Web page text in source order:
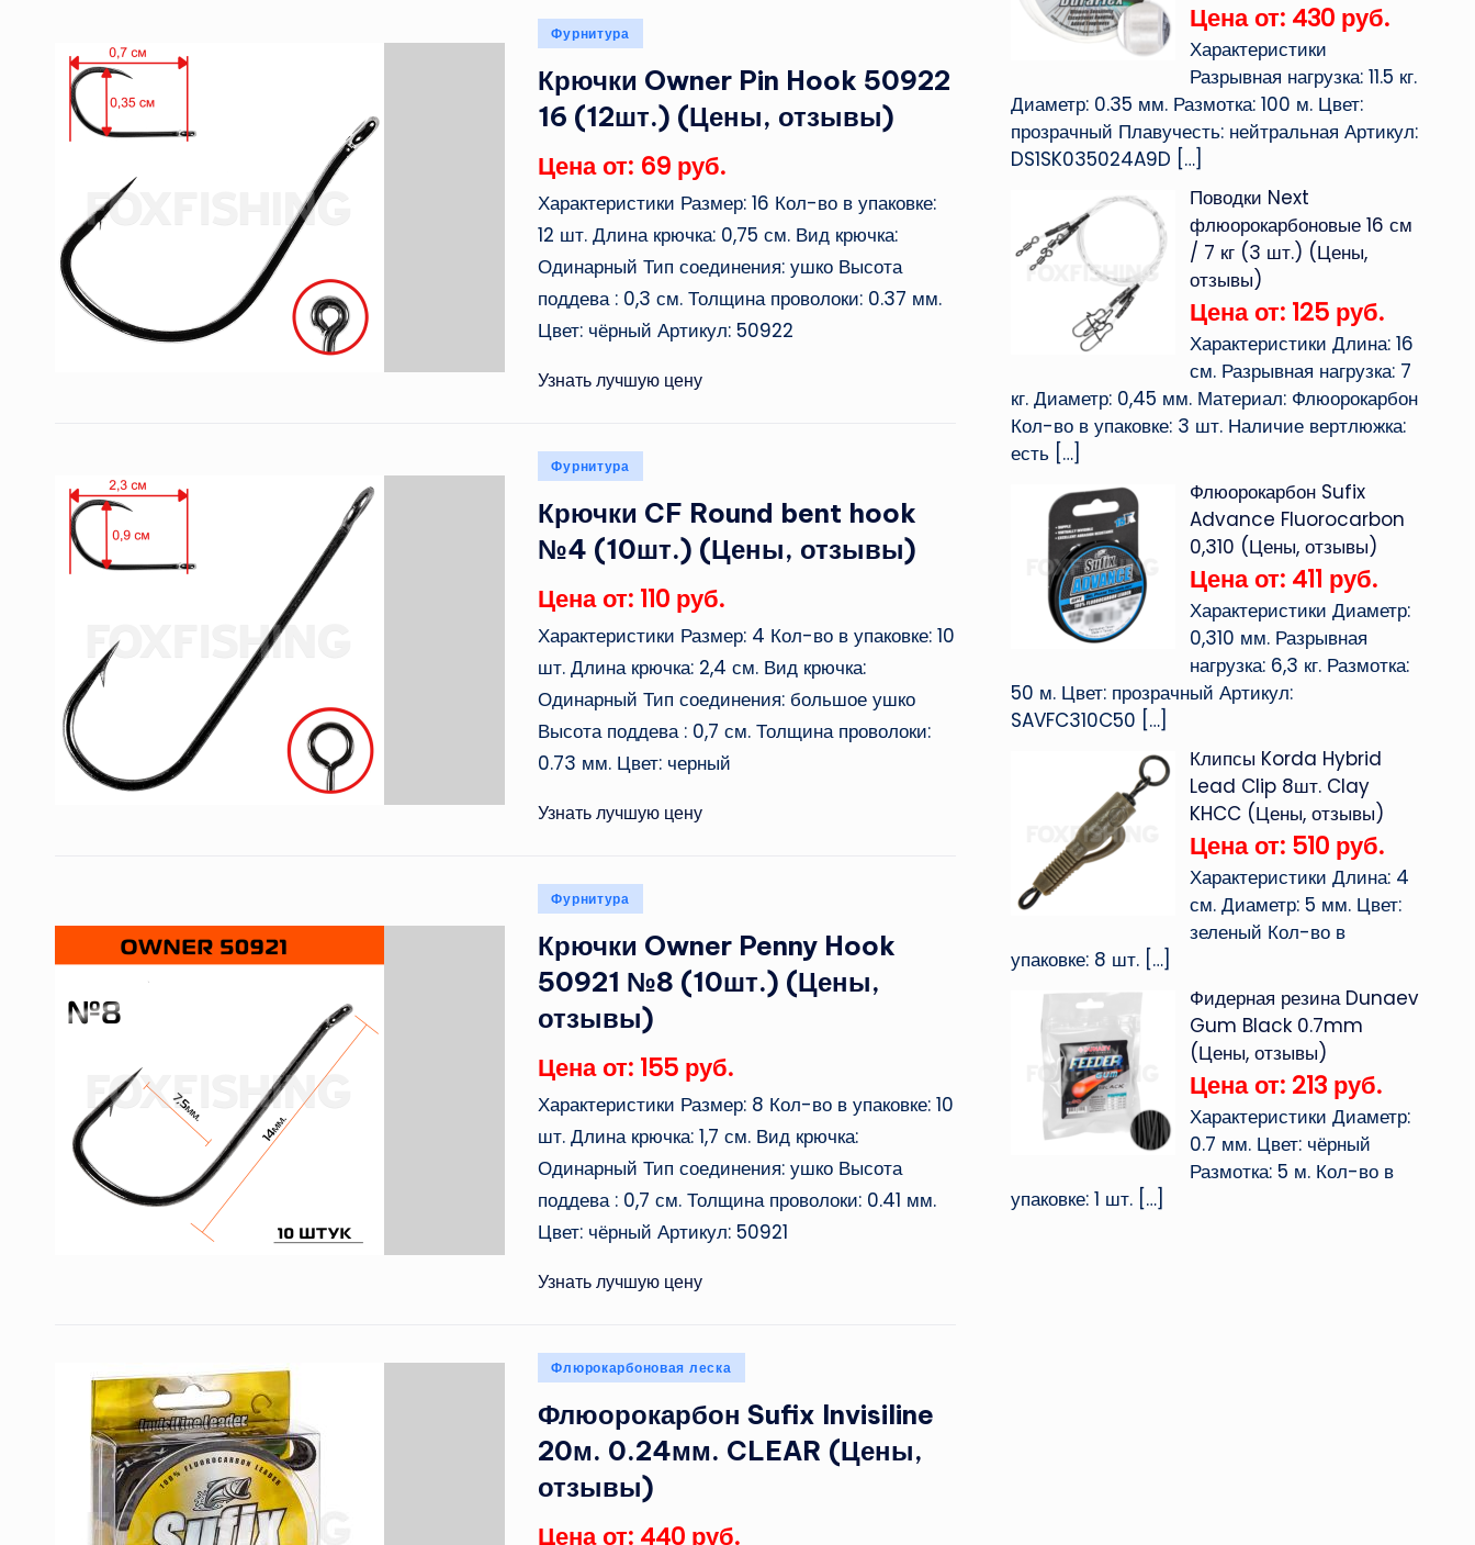
Опубликовано
Фурнитура
Крючки Owner Pin Hook 50922
16 (12шт.) (Цены, отзывы)
Цена от: 69 руб.
Характеристики Размер: 16 Кол-во в упаковке:
12 шт. Длина крючка: 0,75 см. Вид крючка:
Одинарный Тип соединения: ушко Высота
поддева : 0,3 см. Толщина проволоки: 0.37 мм.
Цвет: чёрный Артикул: 50922
Узнать лучшую цену
Опубликовано
Фурнитура
Крючки CF Round bent hook
№4 (10шт.) (Цены, отзывы)
Цена от: 110 руб.
Характеристики Размер: 4 Кол-во в упаковке: 10
шт. Длина крючка: 2,4 см. Вид крючка:
Одинарный Тип соединения: большое ушко
Высота поддева : 0,7 см. Толщина проволоки:
0.73 мм. Цвет: черный
Узнать лучшую цену
Опубликовано
Фурнитура
Крючки Owner Penny Hook
50921 №8 (10шт.) (Цены,
отзывы)
Цена от: 155 руб.
Характеристики Размер: 8 Кол-во в упаковке: 10
шт. Длина крючка: 1,7 см. Вид крючка:
Одинарный Тип соединения: ушко Высота
поддева : 0,7 см. Толщина проволоки: 0.41 мм.
Цвет: чёрный Артикул: 50921
Узнать лучшую цену
Опубликовано
Флюрокарбоновая леска
Флюорокарбон Sufix Invisiline
20м. 0.24мм. CLEAR (Цены,
отзывы)
Цена от: 440 руб.
Цена от: 430 руб.
Характеристики
Разрывная нагрузка: 11.5 кг.
Диаметр: 0.35 мм. Размотка: 100 м. Цвет:
прозрачный Плавучесть: нейтральная Артикул:
DS1SK035024A9D […]
Поводки Next
флюорокарбоновые 16 см
/ 7 кг (3 шт.) (Цены,
отзывы)
Цена от: 125 руб.
Характеристики Длина: 16
см. Разрывная нагрузка: 7
кг. Диаметр: 0,45 мм. Материал: Флюорокарбон
Кол-во в упаковке: 3 шт. Наличие вертлюжка:
есть[…]
Флюорокарбон Sufix
Advance Fluorocarbon
0,310 (Цены, отзывы)
Цена от: 411 руб.
Характеристики Диаметр:
0,310 мм. Разрывная
нагрузка: 6,3 кг. Размотка:
50 м. Цвет: прозрачный Артикул:
SAVFC310C50 […]
Клипсы Korda Hybrid
Lead Clip 8шт. Clay
KHCC (Цены, отзывы)
Цена от: 510 руб.
Характеристики Длина: 4
см. Диаметр: 5 мм. Цвет:
зеленый Кол-во в
упаковке: 8 шт.[…]
Фидерная резина Dunaev
Gum Black 0.7mm
(Цены, отзывы)
Цена от: 213 руб.
Характеристики Диаметр:
0.7 мм. Цвет: чёрный
Размотка: 5 м. Кол-во в
упаковке: 1 шт.[…]